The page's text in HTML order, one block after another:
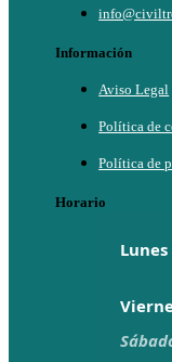
Información
Aviso Legal
Política de
Política de
Horario
Lunes